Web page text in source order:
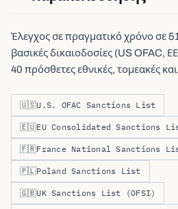
Έλεγχος σε πραγματικό χρόνο σε
βασικές δικαιοδοσίες (US OFAC,
40 πρόσθετες εθνικές, τομεακές
🇺🇸U.S. OFAC Sanctions List
🇪🇺EU Consolidated Sanctions
🇫🇷France National Sanctions
🇵🇱Poland Sanctions List
🇬🇧UK Sanctions List (OFSI)